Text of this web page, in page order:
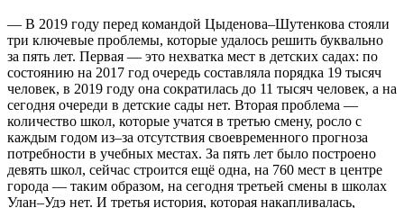
— В 2019 году перед командой Цыденова–Шутенкова стояли
три ключевые проблемы, которые удалось решить буквально
за пять лет. Первая — это нехватка мест в детских садах: по
состоянию на 2017 год очередь составляла порядка 19 тысяч
человек, в 2019 году она сократилась до 11 тысяч человек, а на
сегодня очереди в детские сады нет. Вторая проблема —
количество школ, которые учатся в третью смену, росло с
каждым годом из–за отсутствия своевременного прогноза
потребности в учебных местах. За пять лет было построено
девять школ, сейчас строится ещё одна, на 760 мест в центре
города — таким образом, на сегодня третьей смены в школах
Улан–Удэ нет. И третья история, которая накапливалась,